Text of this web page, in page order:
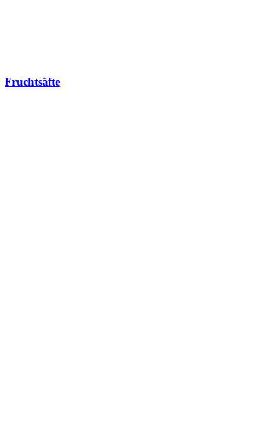
Fruchtsäfte